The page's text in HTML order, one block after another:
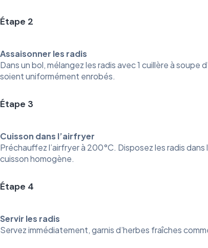
Étape 2
Assaisonner les radis
Dans un bol, mélangez les radis avec 1 cuillère à
soient uniformément enrobés.
Étape 3
Cuisson dans l’airfryer
Préchauffez l’airfryer à 200°C. Disposez les radis
cuisson homogène.
Étape 4
Servir les radis
Servez immédiatement, garnis d’herbes fraîches